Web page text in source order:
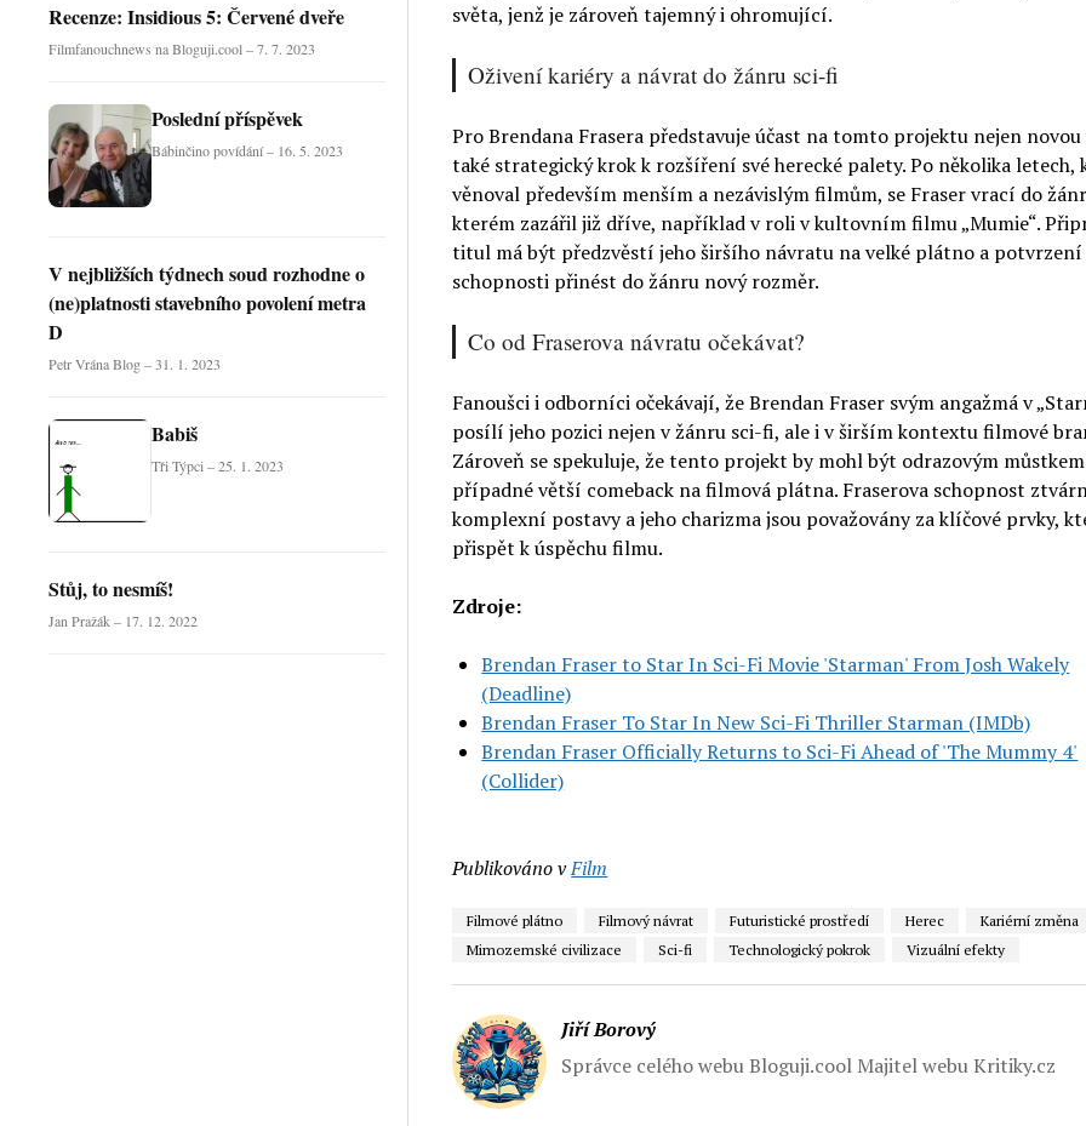
Recenze: Insidious 5: Červené dveře
Filmfanouchnews na Bloguji.cool – 7. 7. 2023
Poslední příspěvek
Bábinčino povídání – 16. 5. 2023
V nejbližších týdnech soud rozhodne o
(ne)platnosti stavebního povolení metra
D
Petr Vrána Blog – 31. 1. 2023
Babiš
Tři Týpci – 25. 1. 2023
Stůj, to nesmíš!
Jan Pražák – 17. 12. 2022
světa, jenž je zároveň tajemný i ohromující.
Oživení kariéry a návrat do žánru sci-fi
Pro Brendana Frasera představuje účast na tomto projektu nejen novou
také strategický krok k rozšíření své herecké palety. Po několika letech,
věnoval především menším a nezávislým filmům, se Fraser vrací do
kterém zazářil již dříve, například v roli v kultovním filmu „Mumie“.
titul má být předzvěstí jeho širšího návratu na velké plátno a potvrzení
schopnosti přinést do žánru nový rozměr.
Co od Fraserova návratu očekávat?
Fanoušci i odborníci očekávají, že Brendan Fraser svým angažmá v
posílí jeho pozici nejen v žánru sci-fi, ale i v širším kontextu filmové
Zároveň se spekuluje, že tento projekt by mohl být odrazovým
případné větší comeback na filmová plátna. Fraserova schopnost
komplexní postavy a jeho charizma jsou považovány za klíčové prvky,
přispět k úspěchu filmu.
Zdroje:
Brendan Fraser to Star In Sci-Fi Movie 'Starman' From Josh Wakely
(Deadline)
Brendan Fraser To Star In New Sci-Fi Thriller Starman (IMDb)
Brendan Fraser Officially Returns to Sci-Fi Ahead of 'The Mummy 4'
(Collider)
Publikováno vFilm
Filmové plátno Filmový návrat Futuristické prostředí Herec
Kariérní změna
Mimozemské civilizace
Sci-fi Technologický pokrok Vizuální efekty
Jiří Borový
Správce celého webu Bloguji.cool Majitel webu Kritiky.cz